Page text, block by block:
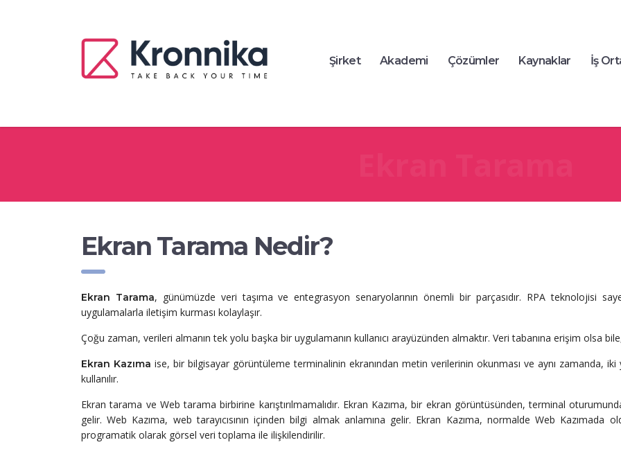
Şirket Akademi Çözümler Kaynaklar İş
Ekran Tarama Nedir?
Ekran Tarama, günümüzde veri taşıma ve entegrasyon senaryolarının önemli bir parçasıdır. RPA teknolojisi
uygulamalarla iletişim kurması kolaylaşır.
Çoğu zaman, verileri almanın tek yolu başka bir uygulamanın kullanıcı arayüzünden almaktır. Veri tabanına erişim olsa
Ekran Kazıma ise, bir bilgisayar görüntüleme terminalinin ekranından metin verilerinin okunması ve aynı zamanda,
kullanılır.
Ekran tarama ve Web tarama birbirine karıştırılmamalıdır. Ekran Kazıma, bir ekran görüntüsünden, terminal
gelir. Web Kazıma, web tarayıcısının içinden bilgi almak anlamına gelir. Ekran Kazıma, normalde Web Kazımada
programatik olarak görsel veri toplama ile ilişkilendirilir.